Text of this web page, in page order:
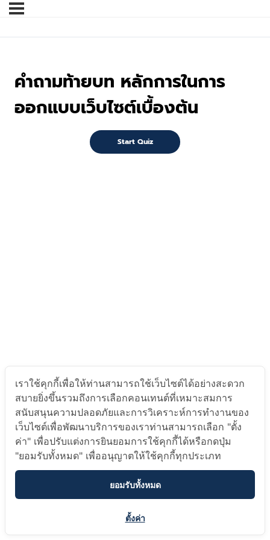
คำถามท้ายบท หลักการในการ
ออกแบบเว็บไซต์เบื้องต้น
เราใช้คุกกี้เพื่อให้ท่านสามารถใช้เว็บไซต์ได้อย่างสะดวก
สบายยิ่งขึ้นรวมถึงการเลือกคอนเทนต์ที่เหมาะสมการ
สนับสนุนความปลอดภัยและการวิเคราะห์การทำงานของ
เว็บไซต์เพื่อพัฒนาบริการของเราท่านสามารถเลือก "ตั้ง
ค่า" เพื่อปรับแต่งการยินยอมการใช้คุกกี้ได้หรือกดปุ่ม
"ยอมรับทั้งหมด" เพื่ออนุญาตให้ใช้คุกกี้ทุกประเภท
ยอมรับทั้งหมด
ตั้งค่า